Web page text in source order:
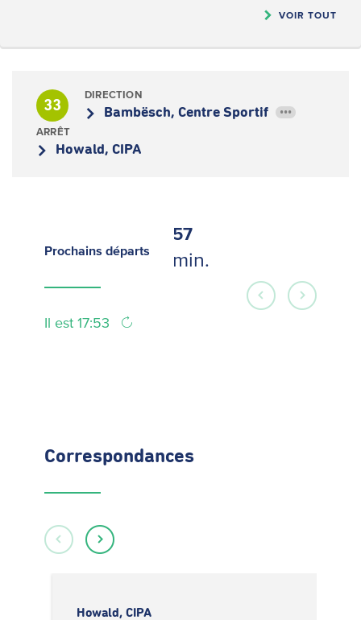
VOIR TOUT
33
DIRECTION
Bambësch, Centre Sportif •••
ARRÊT
Howald, CIPA
Prochains départs
Il est 17:53
57
min.
Correspondances
Howald, CIPA